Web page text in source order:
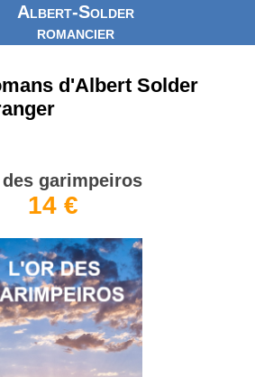
Albert-Solder
romancier
d'Albert Solder
garimpeiros
14 €